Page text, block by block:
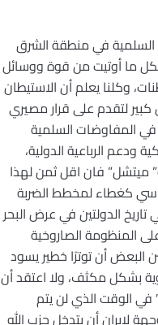
السلمية في منطقة الشرق
بكل ما أوتيت من قوة ووسائل
وكلنا يعلم أن الاستيطان
كبير لتقدم على قرار مصيري
المفاوضات السلمية
ودعم الرباعية الدولية،
ميتشل” فان اقل ثمن لهذا
كغطاء لمخطط الضربة
تاريخ الدولتين في عرض البحر
المنظومة الصاروخية
البعض أن توترًا خطير يسود
بشكل مكثف، ولا اعتقد أن
المناورات الصاروخية لاعتراض صواريخ حزب الله المكبل بقرار كان من الخطيئة الوقوع في شراكه”1701″ في الوقت الذي لن يتم
لإيران أن يتدخل حزب الله